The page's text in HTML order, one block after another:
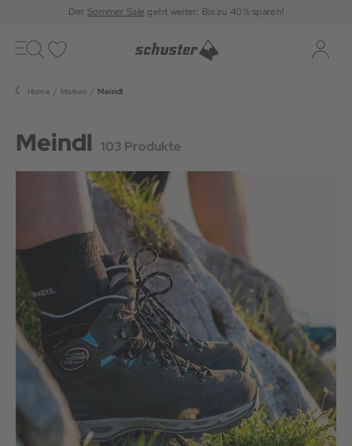
DerSommer Sale geht weiter: Bis zu 40% sparen!
Toggle
navigation
Home Marken Meindl
Meindl 103 Produkte